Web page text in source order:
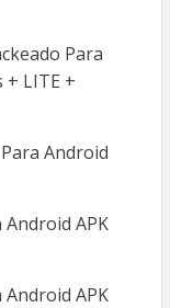
Para
LITE +
Android
Android APK
Android APK